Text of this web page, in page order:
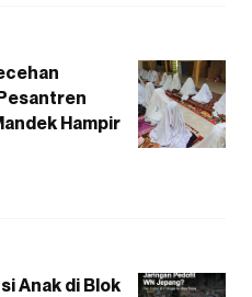
Hampir
Anak di Blok